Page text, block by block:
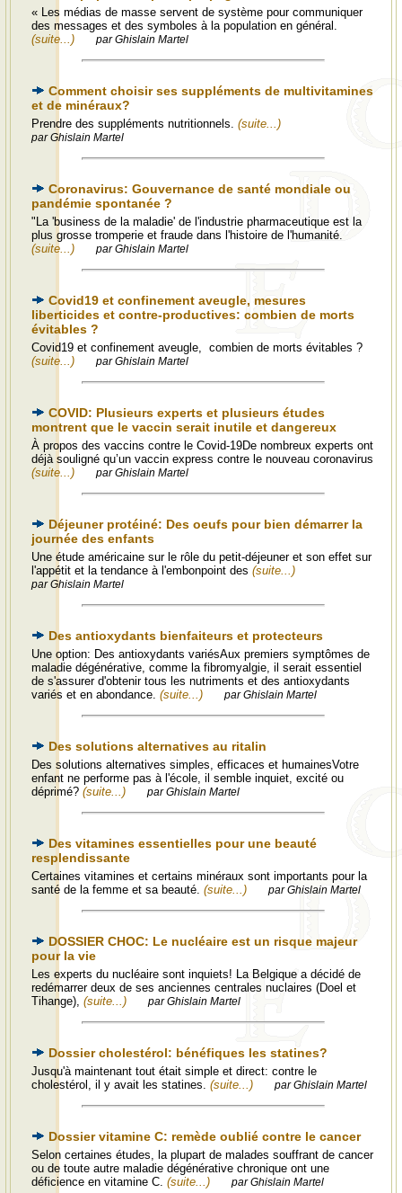
« Les médias de masse servent de système pour communiquer
des messages et des symboles à la population en général.
(suite...)
par Ghislain Martel
Comment choisir ses suppléments de multivitamines
et de minéraux?
Prendre des suppléments nutritionnels. (suite...)
par Ghislain Martel
Coronavirus: Gouvernance de santé mondiale ou
pandémie spontanée ?
"La 'business de la maladie' de l'industrie pharmaceutique est la
plus grosse tromperie et fraude dans l'histoire de l'humanité.
(suite...)
par Ghislain Martel
Covid19 et confinement aveugle, mesures
liberticides et contre-productives: combien de morts
évitables ?
Covid19 et confinement aveugle, combien de morts évitables ?
(suite...)
par Ghislain Martel
COVID: Plusieurs experts et plusieurs études
montrent que le vaccin serait inutile et dangereux
À propos des vaccins contre le Covid-19De nombreux experts ont
déjà souligné qu’un vaccin express contre le nouveau coronavirus
(suite...)
par Ghislain Martel
Déjeuner protéiné: Des oeufs pour bien démarrer la
journée des enfants
Une étude américaine sur le rôle du petit-déjeuner et son effet sur
l'appétit et la tendance à l'embonpoint des (suite...)
par Ghislain Martel
Des antioxydants bienfaiteurs et protecteurs
Une option: Des antioxydants variésAux premiers symptômes de
maladie dégénérative, comme la fibromyalgie, il serait essentiel
de s'assurer d'obtenir tous les nutriments et des antioxydants
variés et en abondance. (suite...) par Ghislain Martel
Des solutions alternatives au ritalin
Des solutions alternatives simples, efficaces et humainesVotre
enfant ne performe pas à l'école, il semble inquiet, excité ou
déprimé? (suite...) par Ghislain Martel
Des vitamines essentielles pour une beauté
resplendissante
Certaines vitamines et certains minéraux sont importants pour la
santé de la femme et sa beauté. (suite...) par Ghislain Martel
DOSSIER CHOC: Le nucléaire est un risque majeur
pour la vie
Les experts du nucléaire sont inquiets! La Belgique a décidé de
redémarrer deux de ses anciennes centrales nuclaires (Doel et
Tihange), (suite...) par Ghislain Martel
Dossier cholestérol: bénéfiques les statines?
Jusqu'à maintenant tout était simple et direct: contre le
cholestérol, il y avait les statines. (suite...) par Ghislain Martel
Dossier vitamine C: remède oublié contre le cancer
Selon certaines études, la plupart de malades souffrant de cancer
ou de toute autre maladie dégénérative chronique ont une
déficience en vitamine C. (suite...) par Ghislain Martel